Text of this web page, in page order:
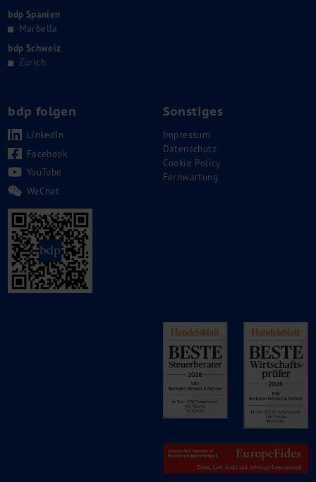
bdp Spanien
Marbella
bdp Schweiz
Zürich
bdp folgen
LinkedIn
Facebook
YouTube
WeChat
Sonstiges
Impressum
Datenschutz
Cookie Policy
Fernwartung